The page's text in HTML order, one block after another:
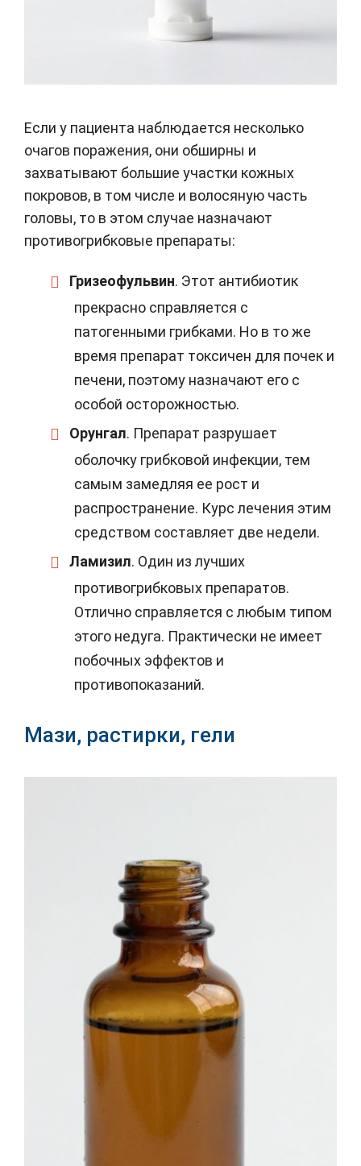
Если у пациента наблюдается несколько
очагов поражения, они обширны и
захватывают большие участки кожных
покровов, в том числе и волосяную часть
головы, то в этом случае назначают
противогрибковые препараты:
Гризеофульвин. Этот антибиотик
прекрасно справляется с
патогенными грибками. Но в то же
время препарат токсичен для почек и
печени, поэтому назначают его с
особой осторожностью.
Орунгал. Препарат разрушает
оболочку грибковой инфекции, тем
самым замедляя ее рост и
распространение. Курс лечения этим
средством составляет две недели.
Ламизил. Один из лучших
противогрибковых препаратов.
Отлично справляется с любым типом
этого недуга. Практически не имеет
побочных эффектов и
противопоказаний.
Мази, растирки, гели